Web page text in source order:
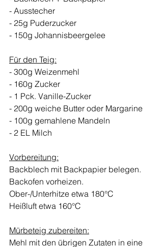
- Ausstecher
- 25g Puderzucker
- 150g Johannisbeergelee
Für den Teig:
- 300g Weizenmehl
- 160g Zucker
- 1 Pck. Vanille-Zucker
- 200g weiche Butter oder Margarine
- 100g gemahlene Mandeln
- 2 EL Milch
Vorbereitung:
Backblech mit Backpapier belegen.
Backofen vorheizen.
Ober-/Unterhitze etwa 180°C
Heißluft etwa 160°C
Mürbeteig zubereiten:
Mehl mit den übrigen Zutaten in eine